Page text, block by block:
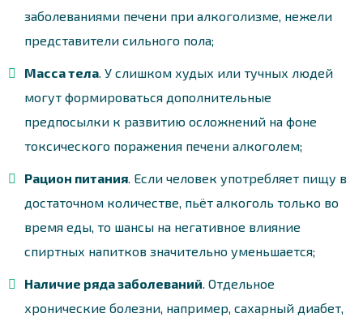
заболеваниями печени при алкоголизме, нежели
представители сильного пола;
Масса тела . У слишком худых или тучных людей
могут формироваться дополнительные
предпосылки к развитию осложнений на фоне
токсического поражения печени алкоголем;
Рацион питания . Если человек употребляет пищу в
достаточном количестве, пьёт алкоголь только во
время еды, то шансы на негативное влияние
спиртных напитков значительно уменьшается;
Наличие ряда заболеваний . Отдельное
хронические болезни, например, сахарный диабет,